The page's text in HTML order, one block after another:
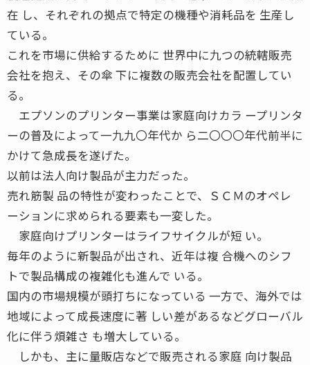
在 し、それぞれの拠点で特定の機種や消耗品を 生産し
ている。
これを市場に供給するために 世界中に九つの統轄販売
会社を抱え、その傘 下に複数の販売会社を配置してい
る。
エプソンのプリンター事業は家庭向けカラ ープリンタ
ーの普及によって一九九〇年代か ら二〇〇〇年代前半に
かけて急成長を遂げた。
以前は法人向け製品が主力だった。
売れ筋製 品の特性が変わったことで、ＳＣＭのオペレ
ーションに求められる要素も一変した。
家庭向けプリンターはライフサイクルが短 い。
毎年のように新製品が出され、近年は複 合機へのシフ
トで製品構成の複雑化も進んで いる。
国内の市場規模が頭打ちになっている 一方で、海外では
地域によって成長速度に著 しい差があるなどグローバル
化に伴う煩雑さ も増大している。
しかも、主に量販店などで販売される家庭 向け製品